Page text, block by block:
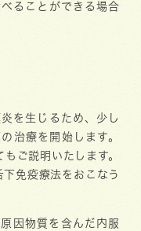
ることができる場合
を生じるため、少し
治療を開始します。
ご説明いたします。
免疫療法をおこなう
因物質を含んだ内服